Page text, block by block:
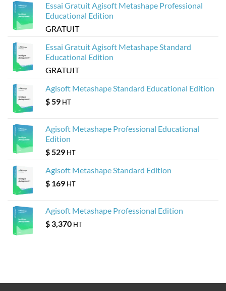
Essai Gratuit Agisoft Metashape Professional
Educational Edition
GRATUIT
Essai Gratuit Agisoft Metashape Standard
Educational Edition
GRATUIT
Agisoft Metashape Standard Educational Edition
$59 HT
Agisoft Metashape Professional Educational
Edition
$529 HT
Agisoft Metashape Standard Edition
$ 169 HT
Agisoft Metashape Professional Edition
$ 3,370 HT